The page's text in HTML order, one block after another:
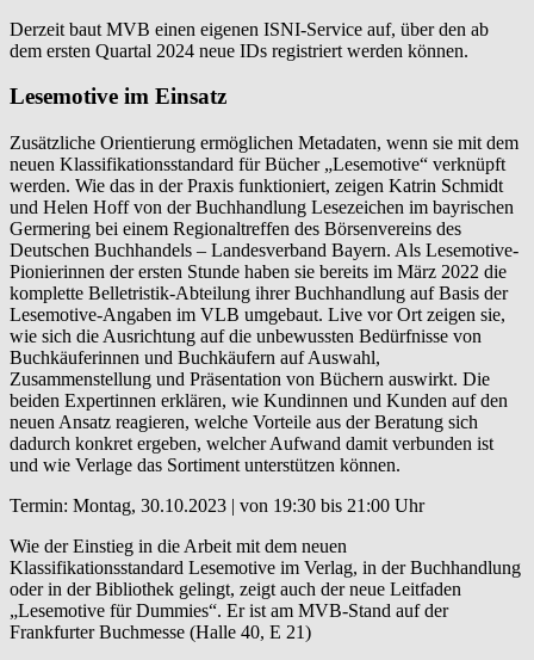
Derzeit baut MVB einen eigenen ISNI-Service auf, über den ab
dem ersten Quartal 2024 neue IDs registriert werden können.
Lesemotive im Einsatz
Zusätzliche Orientierung ermöglichen Metadaten, wenn sie mit dem
neuen Klassifikationsstandard für Bücher „Lesemotive“ verknüpft
werden. Wie das in der Praxis funktioniert, zeigen Katrin Schmidt
und Helen Hoff von der Buchhandlung Lesezeichen im bayrischen
Germering bei einem Regionaltreffen des Börsenvereins des
Deutschen Buchhandels – Landesverband Bayern. Als Lesemotive-
Pionierinnen der ersten Stunde haben sie bereits im März 2022 die
komplette Belletristik-Abteilung ihrer Buchhandlung auf Basis der
Lesemotive-Angaben im VLB umgebaut. Live vor Ort zeigen sie,
wie sich die Ausrichtung auf die unbewussten Bedürfnisse von
Buchkäuferinnen und Buchkäufern auf Auswahl,
Zusammenstellung und Präsentation von Büchern auswirkt. Die
beiden Expertinnen erklären, wie Kundinnen und Kunden auf den
neuen Ansatz reagieren, welche Vorteile aus der Beratung sich
dadurch konkret ergeben, welcher Aufwand damit verbunden ist
und wie Verlage das Sortiment unterstützen können.
Termin: Montag, 30.10.2023 | von 19:30 bis 21:00 Uhr
Wie der Einstieg in die Arbeit mit dem neuen
Klassifikationsstandard Lesemotive im Verlag, in der Buchhandlung
oder in der Bibliothek gelingt, zeigt auch der neue Leitfaden
„Lesemotive für Dummies“. Er ist am MVB-Stand auf der
Frankfurter Buchmesse (Halle 40, E 21)